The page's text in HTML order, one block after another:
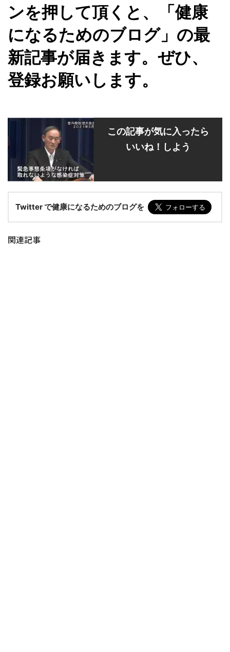
ンを押して頂くと、「健康
になるためのブログ」の最
新記事が届きます。ぜひ、
登録お願いします。
この記事が気に入ったら
いいね！しよう
Twitter で健康になるためのブログを
関連記事